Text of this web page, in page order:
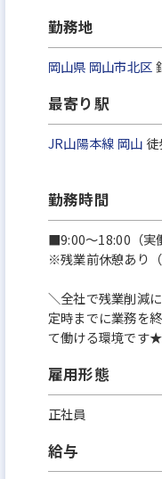
勤務地
岡山県 岡山市北区
最寄り駅
JR山陽本線 岡山
勤務時間
■9:00～18:00（実
※残業前休憩あり
＼全社で残業削減
定時までに業務を
て働ける環境です★
雇用形態
正社員
給与